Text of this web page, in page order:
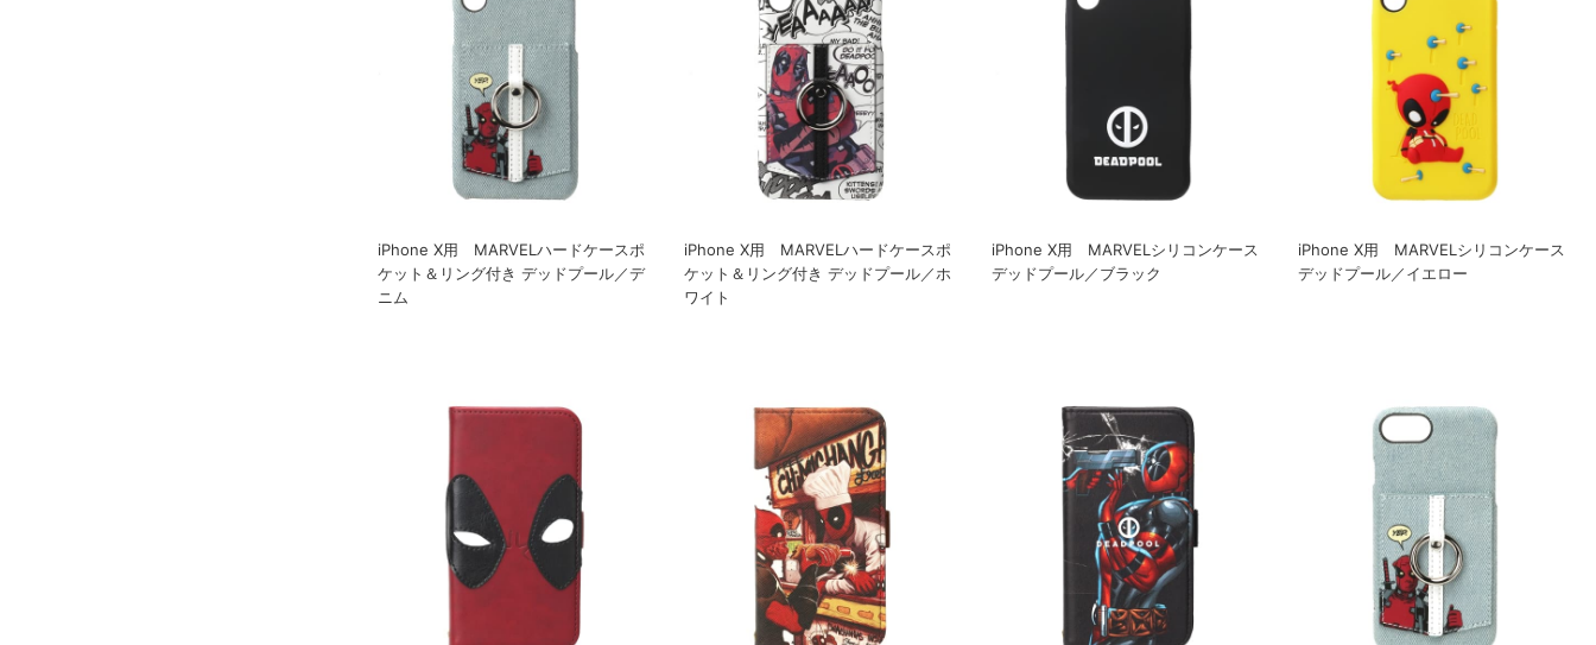
iPhone X用 MARVELハードケースポ
ケット＆リング付き デッドプール／デ
ニム
iPhone X用 MARVELハードケースポ
ケット＆リング付き デッドプール／ホ
ワイト
iPhone X用 MARVELシリコンケース
デッドプール／ブラック
iPhone X用 MARVELシリコンケース
デッドプール／イエロー